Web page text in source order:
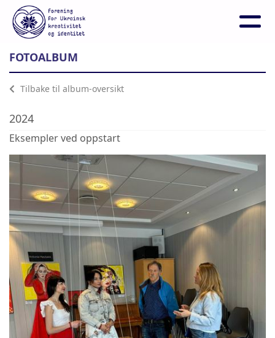
FOTOALBUM
Tilbake til album-oversikt
2024
Eksempler ved oppstart